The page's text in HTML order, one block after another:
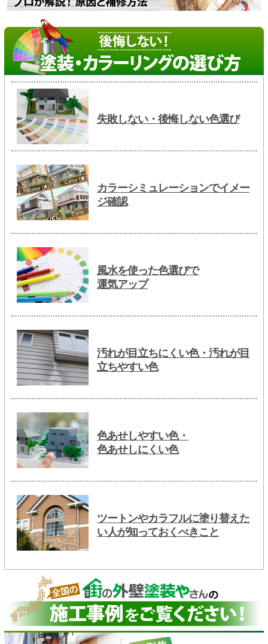
失敗しない・後悔しない色選び
カラーシミュレーションでイメー
ジ確認
風水を使った色選びで
運気アップ
汚れが目立ちにくい色・汚れが目
立ちやすい色
色あせしやすい色・
色あせしにくい色
ツートンやカラフルに塗り替えた
い人が知っておくべきこと